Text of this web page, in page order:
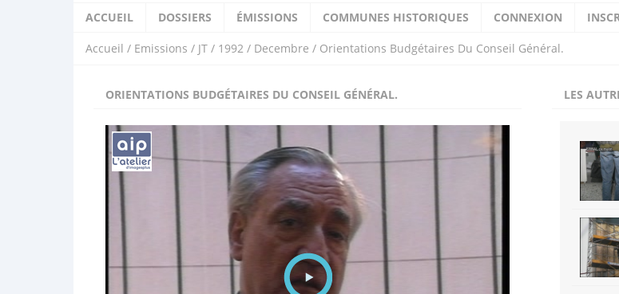
ACCUEIL DOSSIERS ÉMISSIONS COMMUNES HISTORIQUES CONNEXION
Accueil / Emissions / JT / 1992 / Decembre / Orientations Budgétaires Du Conseil Général.
ORIENTATIONS BUDGÉTAIRES DU CONSEIL GÉNÉRAL. LES